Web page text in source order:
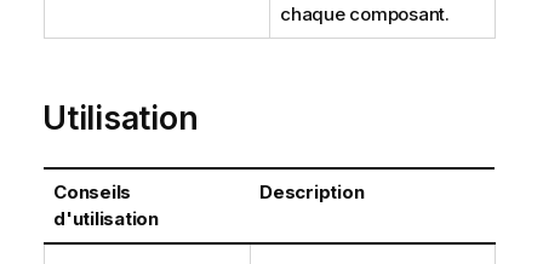
chaque composant.
Utilisation
Conseils
d'utilisation
Description